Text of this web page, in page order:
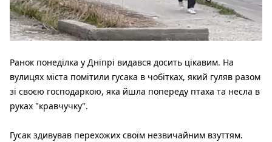
Ранок понеділка у Дніпрі видався досить цікавим. На
вулицях міста помітили гусака в чобітках, який гуляв разом
зі своєю господаркою, яка йшла попереду птаха та несла в
руках "кравчучку".
Гусак здивував перехожих своїм незвичайним взуттям.